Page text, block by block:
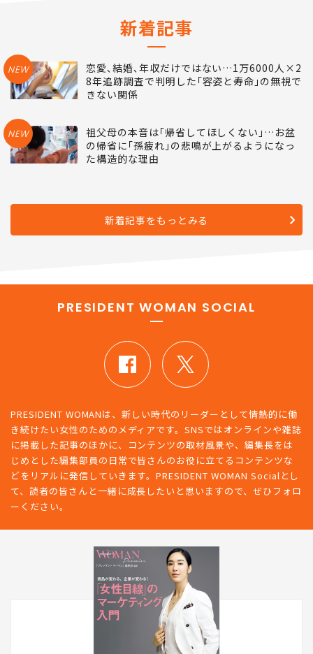
新着記事
NEW
恋愛､結婚､年収だけではない…1万6000人×2
8年追跡調査で判明した｢容姿と寿命｣の無視で
きない関係
NEW
祖父母の本音は｢帰省してほしくない｣…お盆
の帰省に｢孫疲れ｣の悲鳴が上がるようになっ
た構造的な理由
新着記事をもっとみる
PRESIDENT WOMAN SOCIAL
PRESIDENT WOMANは、新しい時代のリーダーとして情熱的に働
き続けたい女性のためのメディアです。SNSではオンラインや雑誌
に掲載した記事のほかに、コンテンツの取材風景や、編集長をは
じめとした編集部員の日常で皆さんのお役に立てるコンテンツな
どをリアルに発信していきます。PRESIDENT WOMAN Socialとし
て、読者の皆さんと一緒に成長したいと思いますので、ぜひフォロ
ーください。